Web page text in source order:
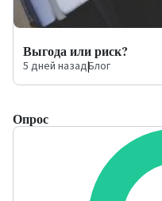
Выгода или риск?
5 дней назад|Блог
Опрос